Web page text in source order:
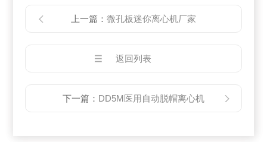
上一篇： 微孔板迷你离心机厂家
返回列表
下一篇： DD5M医用自动脱帽离心机